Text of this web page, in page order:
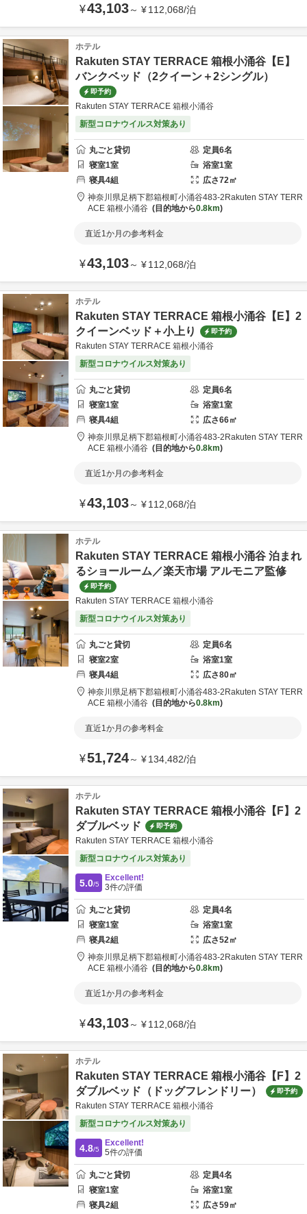
¥43,103～ ¥112,068/泊
ホテル
Rakuten STAY TERRACE 箱根小涌谷【E】
バンクベッド（2クイーン＋2シングル）
即予約
Rakuten STAY TERRACE 箱根小涌谷
新型コロナウイルス対策あり
丸ごと貸切 定員6名
寝室1室 浴室1室
寝具4組 広さ72㎡
神奈川県足柄下郡箱根町小涌谷483-2 Rakuten STAY TERR
ACE 箱根小涌谷
目的地から0.8km
直近1か月の参考料金
¥43,103～ ¥112,068/泊
ホテル
Rakuten STAY TERRACE 箱根小涌谷【E】2
クイーンベッド＋小上り
即予約
Rakuten STAY TERRACE 箱根小涌谷
新型コロナウイルス対策あり
丸ごと貸切 定員6名
寝室1室 浴室1室
寝具4組 広さ66㎡
神奈川県足柄下郡箱根町小涌谷483-2 Rakuten STAY TERR
ACE 箱根小涌谷
目的地から0.8km
直近1か月の参考料金
¥43,103～ ¥112,068/泊
ホテル
Rakuten STAY TERRACE 箱根小涌谷 泊まれ
るショールーム／楽天市場 アルモニア監修
即予約
Rakuten STAY TERRACE 箱根小涌谷
新型コロナウイルス対策あり
丸ごと貸切 定員6名
寝室2室 浴室1室
寝具4組 広さ80㎡
神奈川県足柄下郡箱根町小涌谷483-2 Rakuten STAY TERR
ACE 箱根小涌谷
目的地から0.8km
直近1か月の参考料金
¥51,724～ ¥134,482/泊
ホテル
Rakuten STAY TERRACE 箱根小涌谷【F】2
ダブルベッド
即予約
Rakuten STAY TERRACE 箱根小涌谷
新型コロナウイルス対策あり
5.0/5
Excellent!
3件の評価
丸ごと貸切 定員4名
寝室1室 浴室1室
寝具2組 広さ52㎡
神奈川県足柄下郡箱根町小涌谷483-2 Rakuten STAY TERR
ACE 箱根小涌谷
目的地から0.8km
直近1か月の参考料金
¥43,103～ ¥112,068/泊
ホテル
Rakuten STAY TERRACE 箱根小涌谷【F】2
ダブルベッド（ドッグフレンドリー）
即予約
Rakuten STAY TERRACE 箱根小涌谷
新型コロナウイルス対策あり
4.8/5
Excellent!
5件の評価
丸ごと貸切 定員4名
寝室1室 浴室1室
寝具2組 広さ59㎡